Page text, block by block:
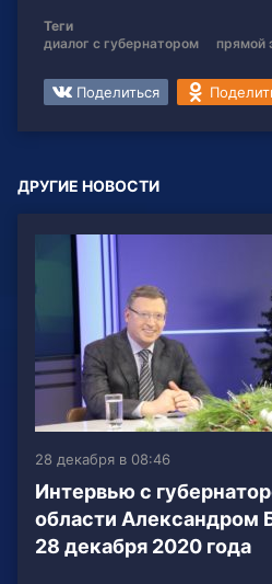
Теги
диалог с губернатором
прямой
Поделиться
ДРУГИЕ НОВОСТИ
28 декабря в 08:46
Интервью с
области Александром
28 декабря 2020 года